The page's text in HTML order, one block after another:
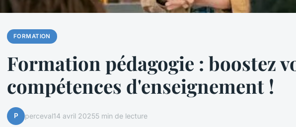
FORMATION
Formation pédagogie : boostez
compétences d'enseignement !
P perceval14 avril 20255 min de lecture